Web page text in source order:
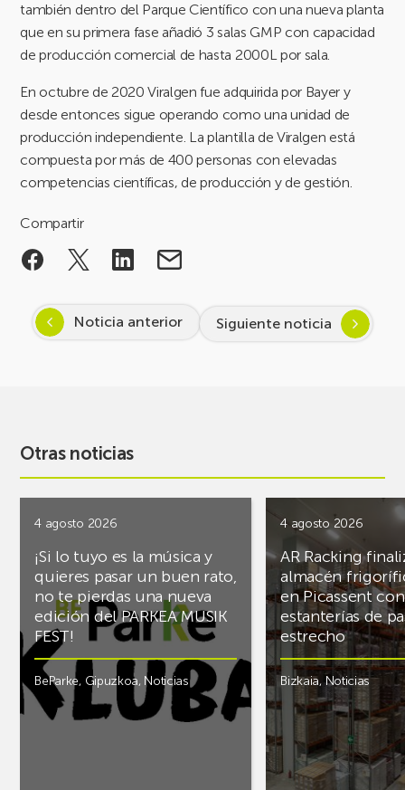
también dentro del Parque Científico con una nueva planta
que en su primera fase añadió 3 salas GMP con capacidad
de producción comercial de hasta 2000L por sala.
En octubre de 2020 Viralgen fue adquirida por Bayer y
desde entonces sigue operando como una unidad de
producción independiente. La plantilla de Viralgen está
compuesta por más de 400 personas con elevadas
competencias científicas, de producción y de gestión.
Compartir
Noticia anterior Siguiente noticia
Otras noticias
4 agosto 2026
¡Si lo tuyo es la música y
quieres pasar un buen rato,
no te pierdas una nueva
edición del PARKEA MUSIK
FEST!
BeParke, Gipuzkoa, Noticias
4 agosto 2026
AR Racking
almacén
en Picassent con
estanterías de
estrecho
Bizkaia,Noticias